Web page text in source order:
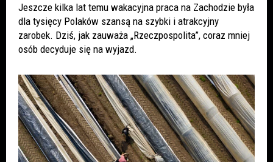
Jeszcze kilka lat temu wakacyjna praca na Zachodzie była
dla tysięcy Polaków szansą na szybki i atrakcyjny
zarobek. Dziś, jak zauważa „Rzeczpospolita”, coraz mniej
osób decyduje się na wyjazd.